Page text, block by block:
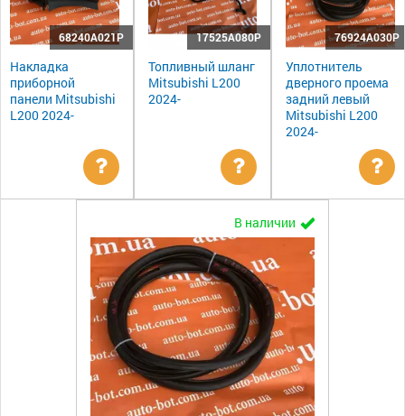
68240A021P
Накладка
приборной
панели Mitsubishi
L200 2024-
Уточнить
17525A080P
Топливный шланг
Mitsubishi L200
2024-
Уточнить
цену
76924A030P
Уплотнитель
дверного проема
задний левый
Mitsubishi L200
2024-
В наличии